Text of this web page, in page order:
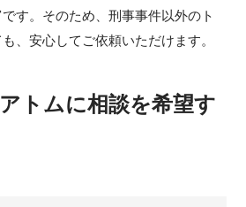
す。そのため、刑事事件以外のト
、安心してご依頼いただけます。
トムに相談を希望す